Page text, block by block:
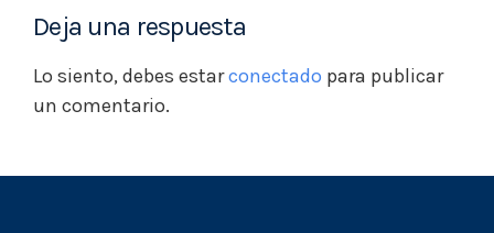
Deja una respuesta
Lo siento, debes estarconectado para publicar
un comentario.